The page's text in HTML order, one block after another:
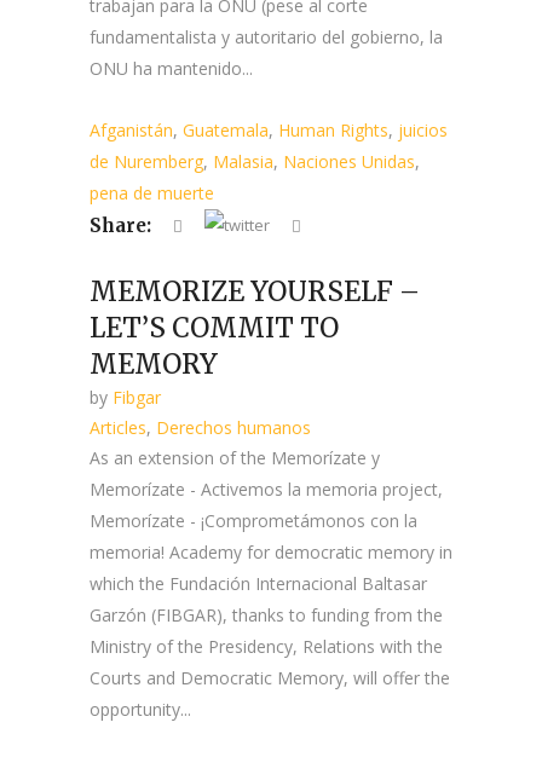
trabajan para la ONU (pese al corte
fundamentalista y autoritario del gobierno, la
ONU ha mantenido...
Afganistán, Guatemala, Human Rights, juicios
de Nuremberg, Malasia, Naciones Unidas,
pena de muerte
Share:
MEMORIZE YOURSELF –
LET’S COMMIT TO
MEMORY
by Fibgar
Articles, Derechos humanos
As an extension of the Memorízate y
Memorízate - Activemos la memoria project,
Memorízate - ¡Comprometámonos con la
memoria! Academy for democratic memory in
which the Fundación Internacional Baltasar
Garzón (FIBGAR), thanks to funding from the
Ministry of the Presidency, Relations with the
Courts and Democratic Memory, will offer the
opportunity...